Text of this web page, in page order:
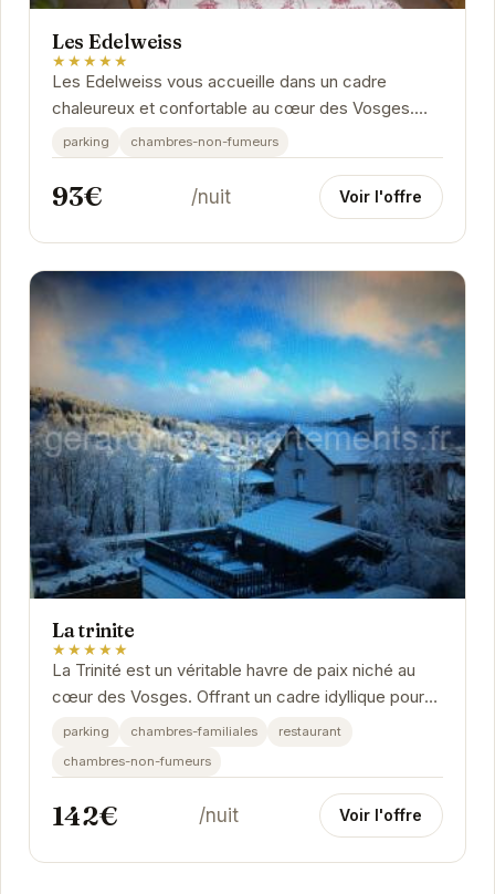
Les Edelweiss
★★★★★
Les Edelweiss vous accueille dans un cadre
chaleureux et confortable au cœur des Vosges.
Profitez d'un séjour relaxant dans cet
appartement...
parking chambres-non-fumeurs
93€ /nuit Voir l'offre
La trinite
★★★★★
La Trinité est un véritable havre de paix niché au
cœur des Vosges. Offrant un cadre idyllique pour
les amoureux de la nature et les vacanciers...
parking chambres-familiales
restaurant
chambres-non-fumeurs
142€ /nuit Voir l'offre